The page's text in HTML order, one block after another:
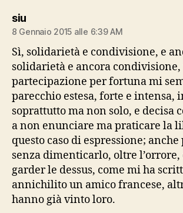
siudice:
8 Gennaio 2015 alle 6:39 AM
Sì, solidarietà e condivisione, e
solidarietà e ancora condivisione,
partecipazione per fortuna mi
parecchio estesa, forte e intensa,
soprattutto ma non solo, e decisa
a non enunciare ma praticare la
questo caso di espressione;
senza dimenticarlo, oltre
garder le dessus, come mi ha
annichilito un amico francese,
hanno già vinto loro.